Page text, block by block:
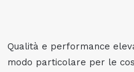
Qualità e performance
modo particolare per le